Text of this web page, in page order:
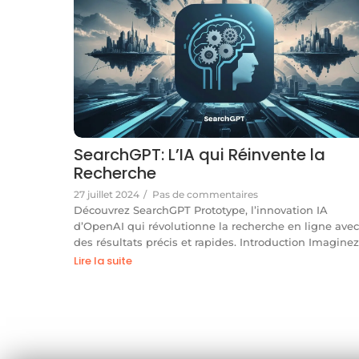
SearchGPT: L’IA qui Réinvente la
Recherche
27 juillet 2024 / Pas de commentaires
Découvrez SearchGPT Prototype, l’innovation IA
d’OpenAI qui révolutionne la recherche en ligne avec
des résultats précis et rapides. Introduction
Lire la suite